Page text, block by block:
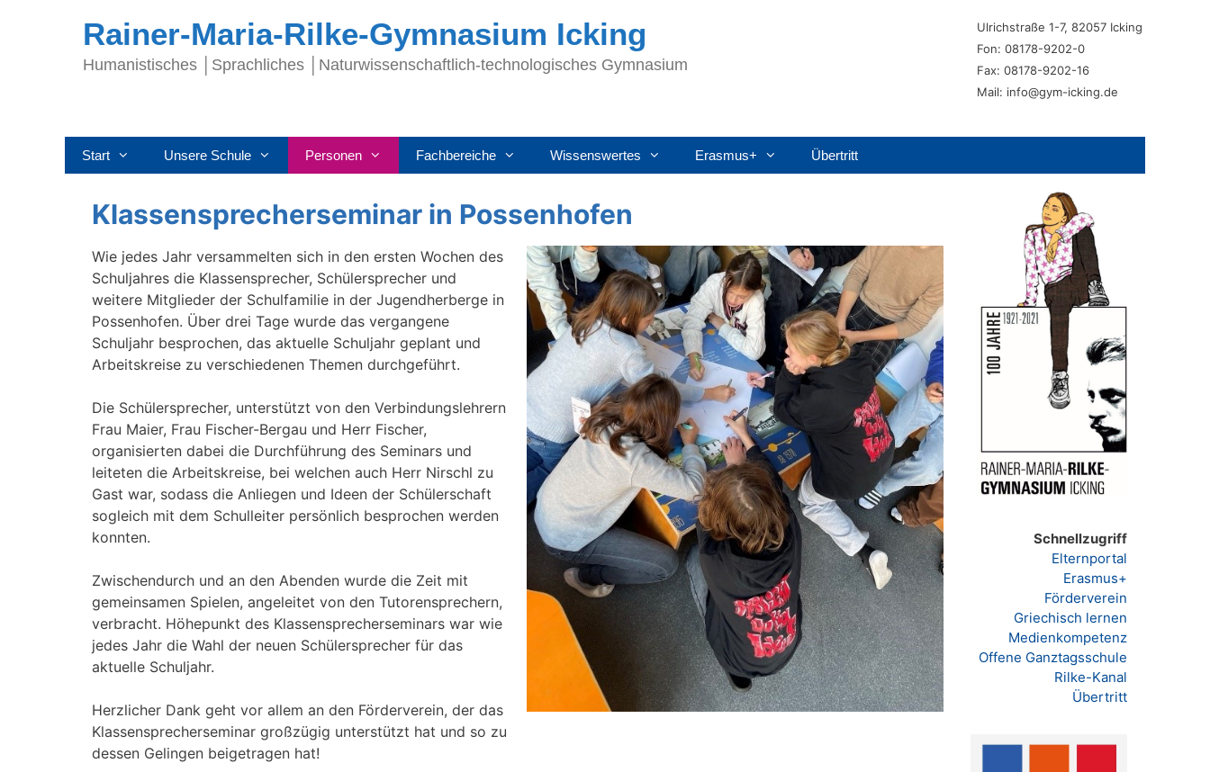
Ulrichstraße 1-7, 82057 Icking
Fon: 08178-9202-0
Fax: 08178-9202-16
Mail: info@gym-icking.de
Rainer-Maria-Rilke-Gymnasium Icking
Humanistisches │Sprachliches │Naturwissenschaftlich-technologisches Gymnasium
Start Unsere Schule Personen Fachbereiche Wissenswertes Erasmus+ Übertritt
Klassensprecherseminar in Possenhofen
Wie jedes Jahr versammelten sich in den ersten Wochen des
Schuljahres die Klassensprecher, Schülersprecher und
weitere Mitglieder der Schulfamilie in der Jugendherberge in
Possenhofen. Über drei Tage wurde das vergangene
Schuljahr besprochen, das aktuelle Schuljahr geplant und
Arbeitskreise zu verschiedenen Themen durchgeführt.
Die Schülersprecher, unterstützt von den Verbindungslehrern
Frau Maier, Frau Fischer-Bergau und Herr Fischer,
organisierten dabei die Durchführung des Seminars und
leiteten die Arbeitskreise, bei welchen auch Herr Nirschl zu
Gast war, sodass die Anliegen und Ideen der Schülerschaft
sogleich mit dem Schulleiter persönlich besprochen werden
konnten.
Zwischendurch und an den Abenden wurde die Zeit mit
gemeinsamen Spielen, angeleitet von den Tutorensprechern,
verbracht. Höhepunkt des Klassensprecherseminars war wie
jedes Jahr die Wahl der neuen Schülersprecher für das
aktuelle Schuljahr.
Herzlicher Dank geht vor allem an den Förderverein, der das
Klassensprecherseminar großzügig unterstützt hat und so zu
dessen Gelingen beigetragen hat!
Schnellzugriff
Elternportal
Erasmus+
Förderverein
Griechisch lernen
Medienkompetenz
Offene Ganztagsschule
Rilke-Kanal
Übertritt